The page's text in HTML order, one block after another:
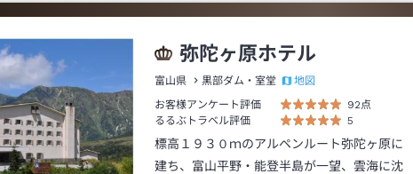
弥陀ヶ原ホテル
富山県 黒部ダム・室堂
地図
お客様アンケート評価
92点
るるぶトラベル評価
5
標高１９３０ｍのアルペンルート弥陀ヶ原に
建ち、富山平野・能登半島が一望、雲海に沈